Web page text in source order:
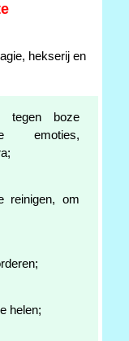
hekserij en
tegen boze
emoties,
reinigen, om
helen;